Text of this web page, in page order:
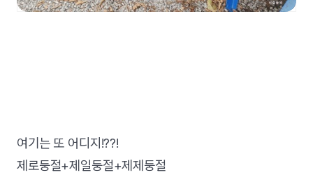
여기는 또 어디지!??!
제로둥절+제일둥절+제제둥절